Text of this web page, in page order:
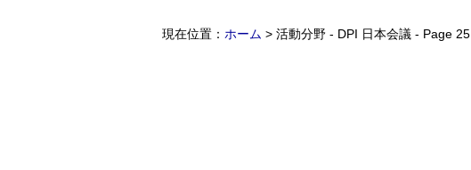
現在位置： ホーム > 活動分野 - DPI 日本会議 - Page 25